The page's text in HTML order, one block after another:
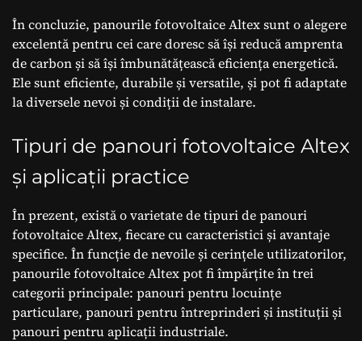
În concluzie, panourile fotovoltaice Altex sunt o alegere
excelentă pentru cei care doresc să își reducă amprenta
de carbon și să își îmbunătățească eficiența energetică.
Ele sunt eficiente, durabile și versatile, și pot fi adaptate
la diversele nevoi și condiții de instalare.
Tipuri de panouri fotovoltaice Altex
și aplicații practice
În prezent, există o varietate de tipuri de panouri
fotovoltaice Altex, fiecare cu caracteristici și avantaje
specifice. În funcție de nevoile și cerințele utilizatorilor,
panourile fotovoltaice Altex pot fi împărțite în trei
categorii principale: panouri pentru locuințe
particulare, panouri pentru întreprinderi și instituții și
panouri pentru aplicații industriale.